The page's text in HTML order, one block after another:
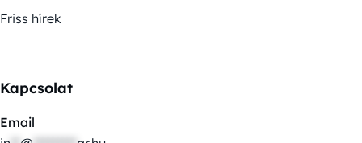
Friss hírek
Kapcsolat
Email